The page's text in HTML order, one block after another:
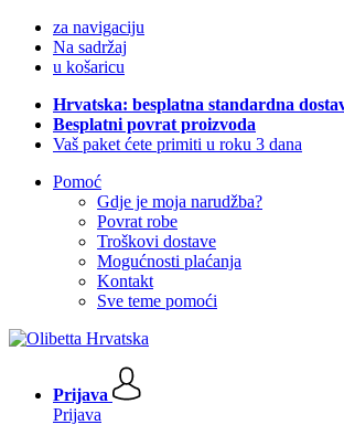
za navigaciju
Na sadržaj
u košaricu
Hrvatska: besplatna standardna
Besplatni povrat proizvoda
Vaš paket ćete primiti u roku 3 dana
Pomoć
Gdje je moja narudžba?
Povrat robe
Troškovi dostave
Mogućnosti plaćanja
Kontakt
Sve teme pomoći
Prijava
Prijava